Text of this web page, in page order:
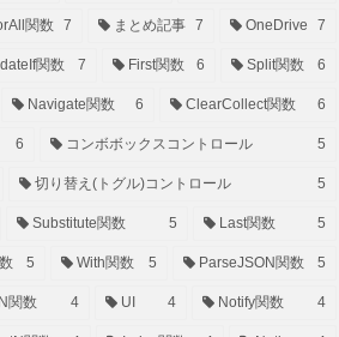
関数 7 まとめ記事 7 OneDrive 7
関数 7 First関数 6 Split関数 6
Navigate関数 6 ClearCollect関数 6
6 コンボボックスコントロール 5
切り替え(トグル)コントロール 5
Substitute関数 5 Last関数 5
5 With関数 5 ParseJSON関数 5
関数 4 UI 4 Notify関数 4